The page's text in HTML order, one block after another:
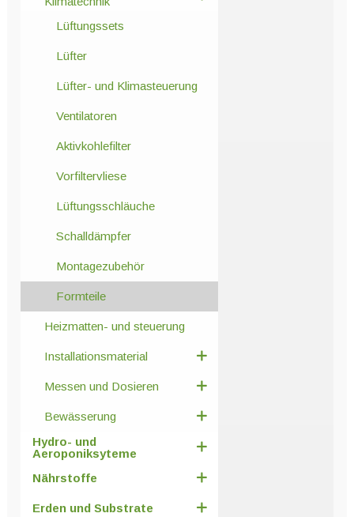
Lüftungssets
Lüfter
Lüfter- und Klimasteuerung
Ventilatoren
Aktivkohlefilter
Vorfiltervliese
Lüftungsschläuche
Schalldämpfer
Montagezubehör
Formteile
Heizmatten- und steuerung
Installationsmaterial
Messen und Dosieren
Bewässerung
Hydro- und
Aeroponiksyteme
Nährstoffe
Erden und Substrate